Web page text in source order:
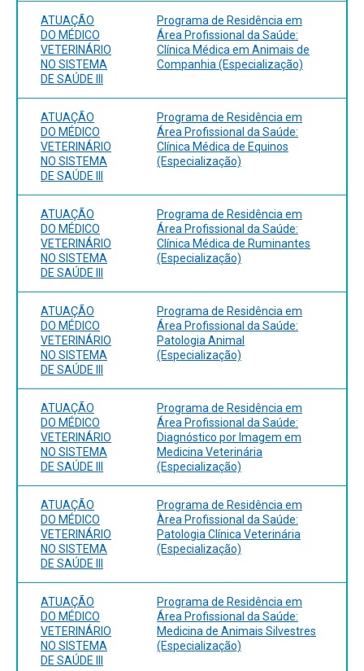
ATUAÇÃO
DO MÉDICO
VETERINÁRIO
NO SISTEMA
DE SAÚDE III
Programa de Residência em
Área Profissional da Saúde:
Clínica Médica em Animais de
Companhia (Especialização)
ATUAÇÃO
DO MÉDICO
VETERINÁRIO
NO SISTEMA
DE SAÚDE III
Programa de Residência em
Área Profissional da Saúde:
Clínica Médica de Equinos
(Especialização)
ATUAÇÃO
DO MÉDICO
VETERINÁRIO
NO SISTEMA
DE SAÚDE III
Programa de Residência em
Área Profissional da Saúde:
Clínica Médica de Ruminantes
(Especialização)
ATUAÇÃO
DO MÉDICO
VETERINÁRIO
NO SISTEMA
DE SAÚDE III
Programa de Residência em
Área Profissional da Saúde:
Patologia Animal
(Especialização)
ATUAÇÃO
DO MÉDICO
VETERINÁRIO
NO SISTEMA
DE SAÚDE III
Programa de Residência em
Área Profissional da Saúde:
Diagnóstico por Imagem em
Medicina Veterinária
(Especialização)
ATUAÇÃO
DO MÉDICO
VETERINÁRIO
NO SISTEMA
DE SAÚDE III
Programa de Residência em
Àrea Profissional da Saúde:
Patologia Clínica Veterinária
(Especialização)
ATUAÇÃO
DO MÉDICO
VETERINÁRIO
NO SISTEMA
DE SAÚDE III
Programa de Residência em
Área Profissional da Saúde:
Medicina de Animais Silvestres
(Especialização)